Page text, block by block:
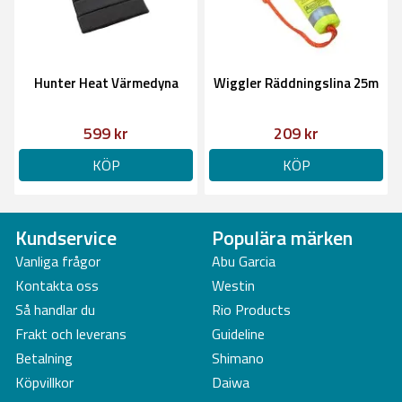
Hunter Heat Värmedyna
599 kr
KÖP
Wiggler Räddningslina 25m
209 kr
KÖP
Kundservice
Vanliga frågor
Kontakta oss
Så handlar du
Frakt och leverans
Betalning
Köpvillkor
Populära märken
Abu Garcia
Westin
Rio Products
Guideline
Shimano
Daiwa